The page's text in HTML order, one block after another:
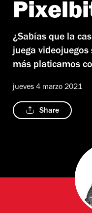
¿Sabías que la
juega videojuegos
más platicamos
jueves 4 marzo 2021
Share